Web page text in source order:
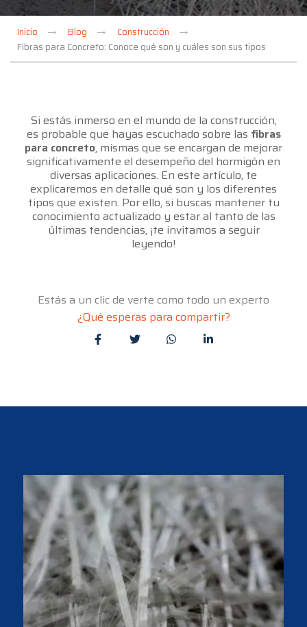
Inicio Blog
Construcción
Fibras para Concreto: Conoce qué son y cuáles son sus tipos
Si estás inmerso en el mundo de la construcción,
es probable que hayas escuchado sobre las fibras
para concreto, mismas que se encargan de mejorar
significativamente el desempeño del hormigón en
diversas aplicaciones. En este artículo, te
explicaremos en detalle qué son y los diferentes
tipos que existen. Por ello, si buscas mantener tu
conocimiento actualizado y estar al tanto de las
últimas tendencias, ¡te invitamos a seguir
leyendo!
Estás a un clic de verte como todo un experto
¿Qué esperas para compartir?